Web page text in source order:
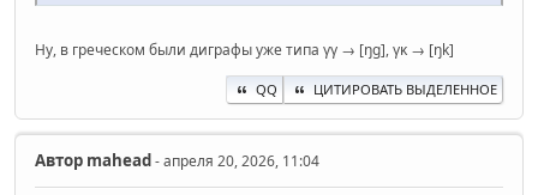
Ну, в греческом были диграфы уже типа γγ → [ŋg], γκ → [ŋk]
QQ ЦИТИРОВАТЬ ВЫДЕЛЕННОЕ
Автор mahead- апреля 20, 2026, 11:04